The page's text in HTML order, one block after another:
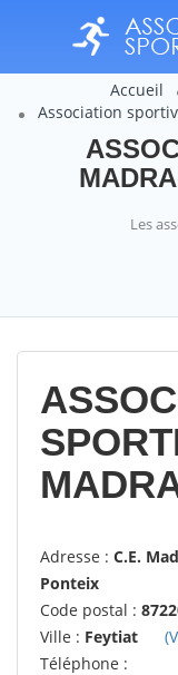
Accueil
Association
Les
Adresse : C.E.
Ponteix
Code postal :
Ville : Feytiat
Téléphone :